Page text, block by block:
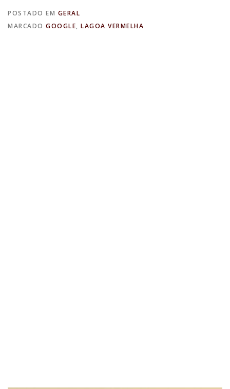
POSTADO EM GERAL
MARCADO GOOGLE, LAGOA VERMELHA